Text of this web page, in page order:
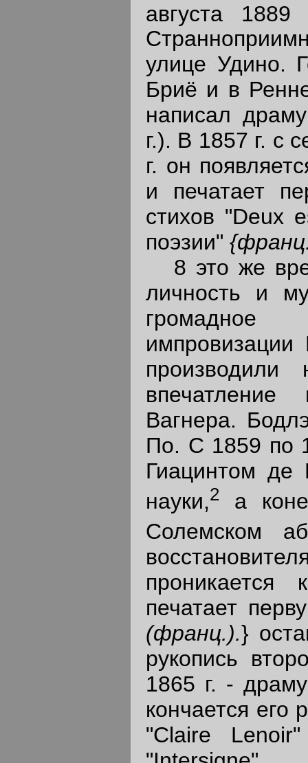
августа 1889
улице Удино.
Бриё и в
написал
г.). В 1857 г. с
г. он
и печатает
стихов "Deux
поэзии"
8 это же
личность и
импровизации
производили
Вагнера.
По. С 1859 по
Гиацинтом де
науки,2 а
Солемском
печатает
(франц.).}
рукопись
1865 г. -
кончается его
"Claire